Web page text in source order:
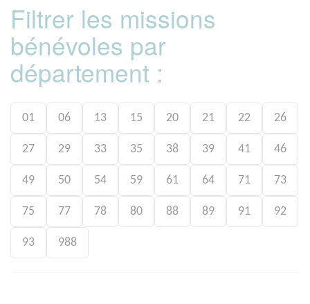
Filtrer les missions
bénévoles par
département :
01 06 13 15 20 21 22 26
27 29 33 35 38 39 41 46
49 50 54 59 61 64 71 73
75 77 78 80 88 89 91 92
93 988